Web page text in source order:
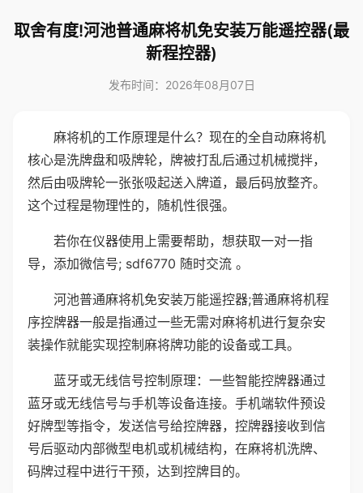
取舍有度!河池普通麻将机免安装万能遥控器(最
新程控器)
发布时间：2026年08月07日
麻将机的工作原理是什么？现在的全自动麻将机
核心是洗牌盘和吸牌轮，牌被打乱后通过机械搅拌，
然后由吸牌轮一张张吸起送入牌道，最后码放整齐。
这个过程是物理性的，随机性很强。
若你在仪器使用上需要帮助，想获取一对一指
导，添加微信号; sdf6770 随时交流 。
河池普通麻将机免安装万能遥控器;普通麻将机程
序控牌器一般是指通过一些无需对麻将机进行复杂安
装操作就能实现控制麻将牌功能的设备或工具。
蓝牙或无线信号控制原理：一些智能控牌器通过
蓝牙或无线信号与手机等设备连接。手机端软件预设
好牌型等指令，发送信号给控牌器，控牌器接收到信
号后驱动内部微型电机或机械结构，在麻将机洗牌、
码牌过程中进行干预，达到控牌目的。